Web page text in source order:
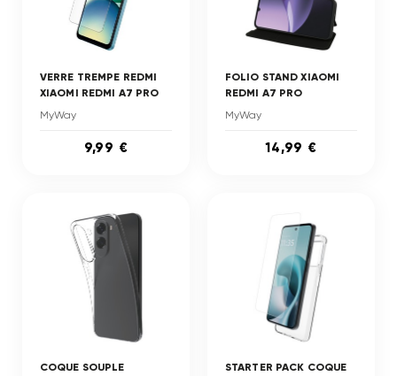
VERRE TREMPE REDMI
XIAOMI REDMI A7 PRO
MyWay
9,99 €
FOLIO STAND XIAOMI
REDMI A7 PRO
MyWay
14,99 €
COQUE SOUPLE
STARTER PACK COQUE